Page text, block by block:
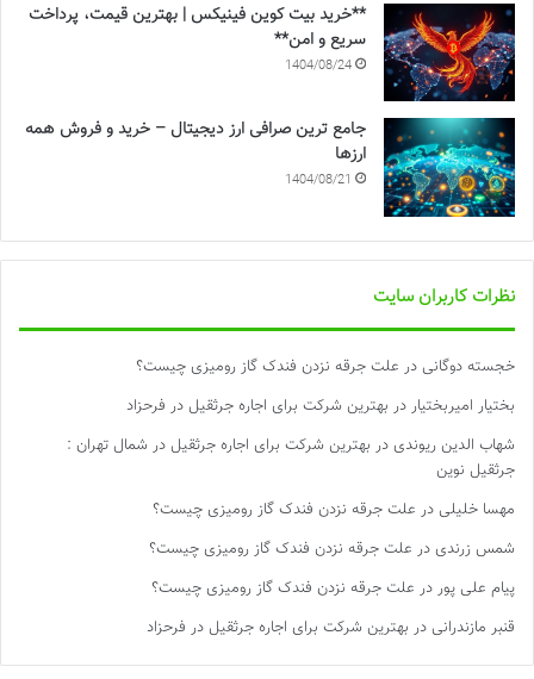
**خرید بیت کوین فینیکس | بهترین قیمت، پرداخت
سریع و امن**
1404/08/24
جامع ترین صرافی ارز دیجیتال – خرید و فروش همه
ارزها
1404/08/21
نظرات کاربران سایت
خجسته دوگانی در علت جرقه نزدن فندک گاز رومیزی چیست؟
بختیار امیربختیار در بهترین شرکت برای اجاره جرثقیل در فرحزاد
شهاب الدین ریوندی در بهترین شرکت برای اجاره جرثقیل در شمال تهران :
جرثقیل نوین
مهسا خلیلی در علت جرقه نزدن فندک گاز رومیزی چیست؟
شمس زرندی در علت جرقه نزدن فندک گاز رومیزی چیست؟
پیام علی پور در علت جرقه نزدن فندک گاز رومیزی چیست؟
قنبر مازندرانی در بهترین شرکت برای اجاره جرثقیل در فرحزاد